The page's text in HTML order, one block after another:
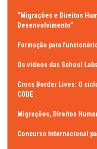
“Migrações e Direitos
Desenvolvimento”
Formação para
Os vídeos das School
Cross Border Lives: O
CODE
Migrações, Direitos
Concurso Internacional